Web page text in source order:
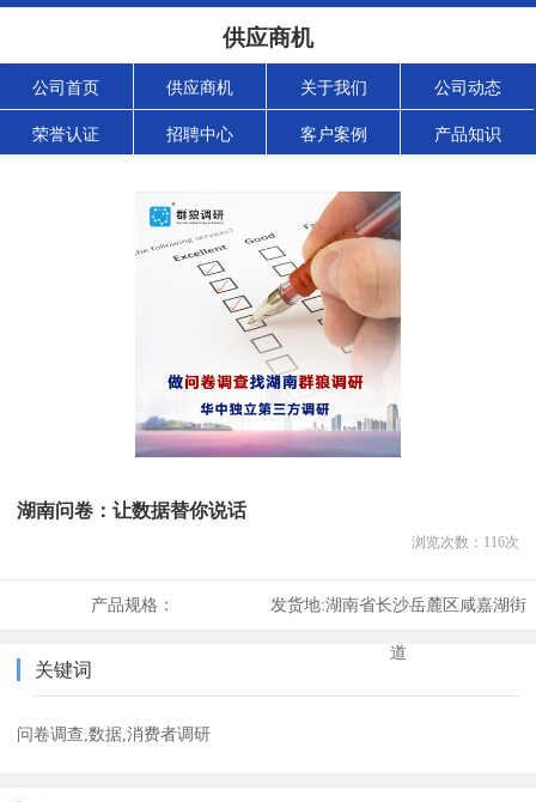
供应商机
公司首页 供应商机 关于我们 公司动态
荣誉认证 招聘中心 客户案例 产品知识
湖南问卷：让数据替你说话
浏览次数： 116次
产品规格： 发货地:湖南省长沙岳麓区咸嘉湖街
道
关键词
问卷调查,数据,消费者调研